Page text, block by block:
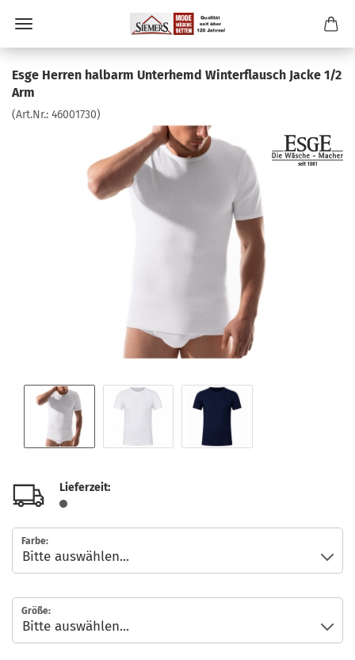
Esge Herren halbarm Unterhemd Winterflausch Jacke 1/2
Arm
(Art.Nr.: 46001730)
Lieferzeit:
Farbe:
Größe: